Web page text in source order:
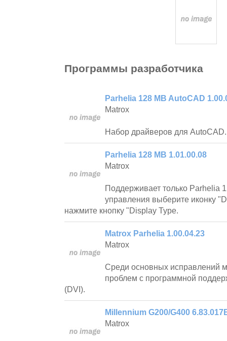
Программы разработчика
Parhelia 128 MB AutoCAD
Matrox
Набор драйверов для AutoCAD.
Parhelia 128 MB 1.01.00.08
Matrox
Поддерживает только Parhelia
управления выберите иконку
нажмите кнопку "Display Type.
Matrox Parhelia 1.00.04.23
Matrox
Cреди основных исправлений
проблем с программной
(DVI).
Millennium G200/G400
Matrox